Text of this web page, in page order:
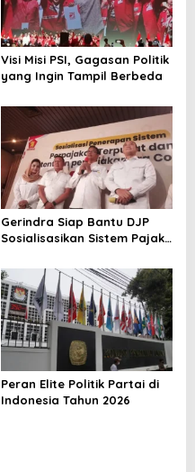
Visi Misi PSI, Gagasan Politik
yang Ingin Tampil Berbeda
Gerindra Siap Bantu DJP
Sosialisasikan Sistem Pajak
Peran Elite Politik Partai di
Indonesia Tahun 2026